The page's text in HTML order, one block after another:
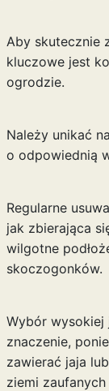
Aby skutecznie
kluczowe jest
ogrodzie.
Należy unikać
o odpowiednią
Regularne
jak zbierająca
wilgotne
skoczogonków.
Wybór wysokiej
znaczenie,
zawierać jaja
ziemi